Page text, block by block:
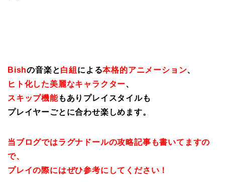
Bishの音楽と白組 による本格的アニメーション、
ヒト化した美麗なキャラクター、
スキップ機能もありプレイスタイルも
プレイヤーごとに合わせ楽しめます。
当ブログではラグナドールの攻略記事も書いてますの
で、
プレイの際にはぜひ参考にしてください！